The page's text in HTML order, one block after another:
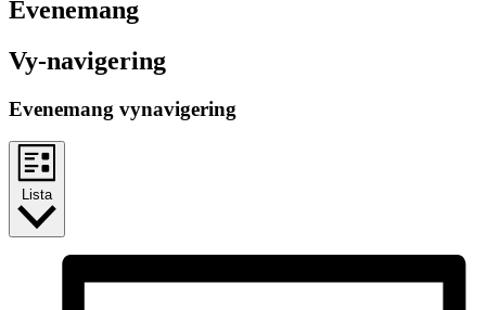
Evenemang
Vy-navigering
Evenemang vynavigering
Lista